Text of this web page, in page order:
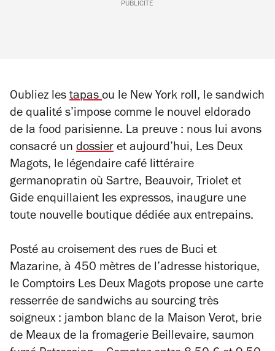
PUBLICITÉ
Oubliez les tapasou le New York roll, le sandwich
de qualité s’impose comme le nouvel eldorado
de la food parisienne. La preuve : nous lui avons
consacré un dossier et aujourd’hui, Les Deux
Magots, le légendaire café littéraire
germanopratin où Sartre, Beauvoir, Triolet et
Gide enquillaient les expressos, inaugure une
toute nouvelle boutique dédiée aux entrepains.
Posté au croisement des rues de Buci et
Mazarine, à 450 mètres de l’adresse historique,
le Comptoirs Les Deux Magots propose une carte
resserrée de sandwichs au sourcing très
soigneux : jambon blanc de la Maison Verot, brie
de Meaux de la fromagerie Beillevaire, saumon